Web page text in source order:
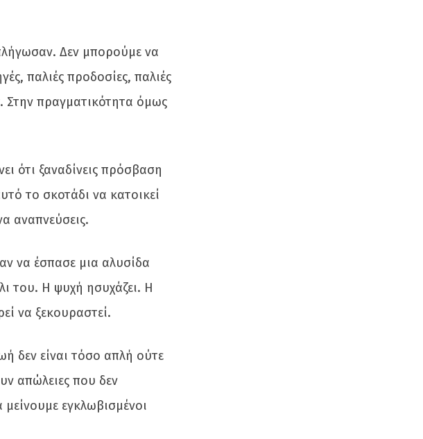
Δεν μπορούμε να
παλιές προδοσίες, παλιές
Στην πραγματικότητα όμως
ότι ξαναδίνεις πρόσβαση
το σκοτάδι να κατοικεί
αναπνεύσεις.
να έσπασε μια αλυσίδα
του. Η ψυχή ησυχάζει. Η
να ξεκουραστεί.
δεν είναι τόσο απλή ούτε
απώλειες που δεν
εγκλωβισμένοι